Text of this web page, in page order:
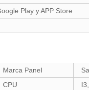
Play y APP Store
Marca Panel
CPU